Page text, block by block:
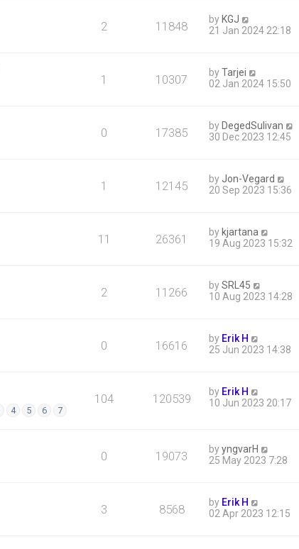
2 11848 by KGJ
21 Jan 2024 22:18
1 10307 byTarjei
02 Jan 2024 15:50
0 17385 by DegedSulivan
30 Dec 2023 12:45
1 12145 by Jon-Vegard
20 Sep 2023 15:36
11 26361 by kjartana
19 Aug 2023 15:32
2 11266 bySRL45
10 Aug 2023 14:28
0 16616 by Erik H
25 Jun 2023 14:38
4 5 6 7
104 120539 by Erik H
10 Jun 2023 20:17
0 19073 byyngvarH
25 May 2023 7:28
3 8568 by Erik H
02 Apr 2023 12:15